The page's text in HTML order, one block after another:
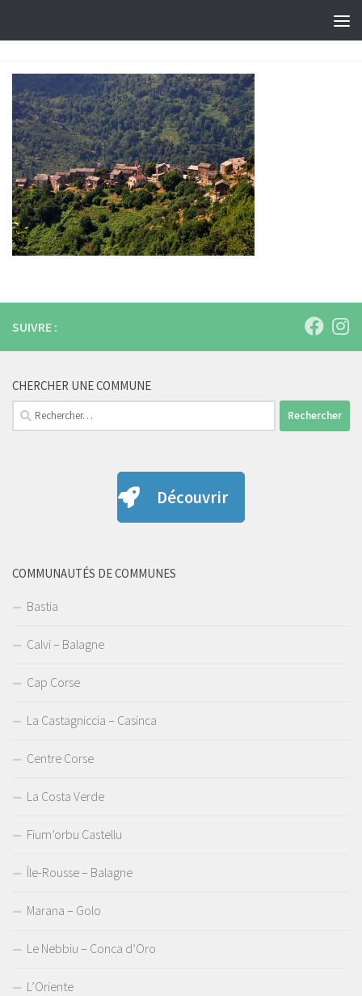
SUIVRE :
CHERCHER UNE COMMUNE
Rechercher :
Découvrir
COMMUNAUTÉS DE COMMUNES
Bastia
Calvi – Balagne
Cap Corse
La Castagniccia – Casinca
Centre Corse
La Costa Verde
Fium’orbu Castellu
Île-Rousse – Balagne
Marana – Golo
Le Nebbiu – Conca d’Oro
L’Oriente